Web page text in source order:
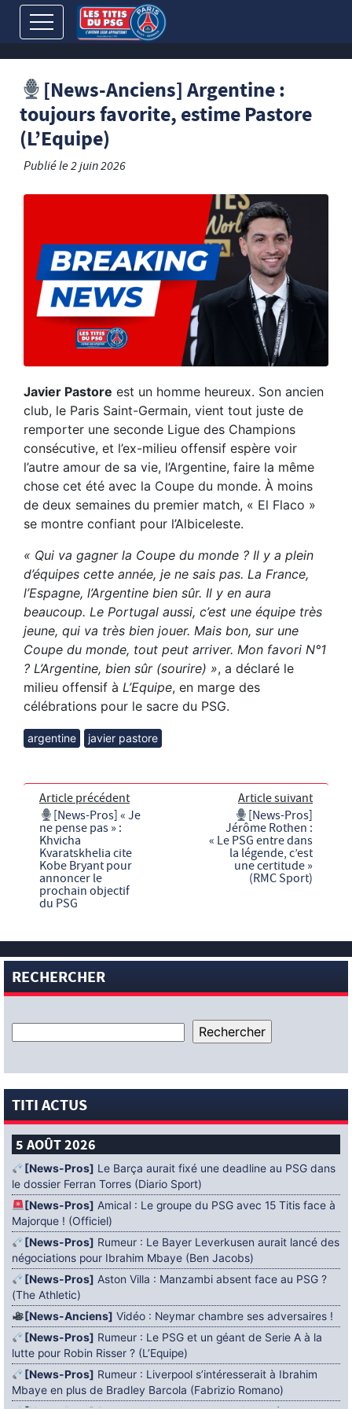
[News-Anciens] Argentine :
toujours favorite, estime Pastore
(L’Equipe)
Publié le2 juin 2026
Javier Pastore est un homme heureux. Son ancien
club, le Paris Saint-Germain, vient tout juste de
remporter une seconde Ligue des Champions
consécutive, et l’ex-milieu offensif espère voir
l’autre amour de sa vie, l’Argentine, faire la même
chose cet été avec la Coupe du monde. À moins
de deux semaines du premier match, « El Flaco »
se montre confiant pour l’Albiceleste.
« Qui va gagner la Coupe du monde ? Il y a plein
d’équipes cette année, je ne sais pas. La France,
l’Espagne, l’Argentine bien sûr. Il y en aura
beaucoup. Le Portugal aussi, c’est une équipe très
jeune, qui va très bien jouer. Mais bon, sur une
Coupe du monde, tout peut arriver. Mon favori N°1
? L’Argentine, bien sûr (sourire) », a déclaré le
milieu offensif à L’Equipe, en marge des
célébrations pour le sacre du PSG.
argentine javier pastore
Article précédent
[News-Pros] « Je
ne pense pas » :
Khvicha
Kvaratskhelia cite
Kobe Bryant pour
annoncer le
prochain objectif
du PSG
Article suivant
[News-Pros]
Jérôme Rothen :
« Le PSG entre dans
la légende, c’est
une certitude »
(RMC Sport)
RECHERCHER
TITI ACTUS
5 AOÛT 2026
[News-Pros] Le Barça aurait fixé une deadline au PSG dans
le dossier Ferran Torres (Diario Sport)
[News-Pros] Amical : Le groupe du PSG avec 15 Titis face à
Majorque ! (Officiel)
[News-Pros] Rumeur : Le Bayer Leverkusen aurait lancé des
négociations pour Ibrahim Mbaye (Ben Jacobs)
[News-Pros] Aston Villa : Manzambi absent face au PSG ?
(The Athletic)
[News-Anciens] Vidéo : Neymar chambre ses adversaires !
[News-Pros] Rumeur : Le PSG et un géant de Serie A à la
lutte pour Robin Risser ? (L’Equipe)
[News-Pros] Rumeur : Liverpool s’intéresserait à Ibrahim
Mbaye en plus de Bradley Barcola (Fabrizio Romano)